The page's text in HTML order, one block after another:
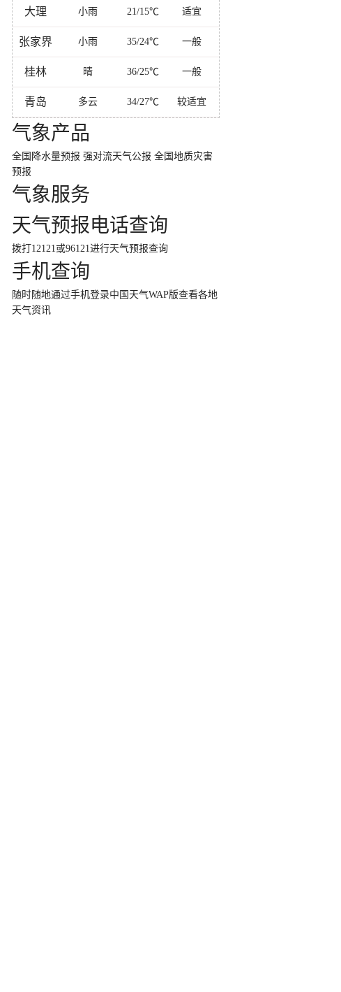
大理 小雨 21/15℃ 适宜
张家界 小雨 35/24℃ 一般
桂林 晴 36/25℃ 一般
青岛 多云 34/27℃ 较适宜
气象产品
全国降水量预报 强对流天气公报 全国地质灾害
预报
气象服务
天气预报电话查询
拨打12121或96121进行天气预报查询
手机查询
随时随地通过手机登录中国天气WAP版查看各地
天气资讯